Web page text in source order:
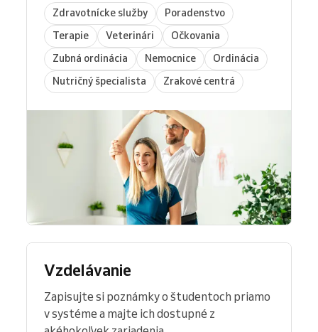
Zdravotnícke služby
Poradenstvo
Terapie
Veterinári
Očkovania
Zubná ordinácia
Nemocnice
Ordinácia
Nutričný špecialista
Zrakové centrá
Vzdelávanie
Zapisujte si poznámky o študentoch priamo
v systéme a majte ich dostupné z